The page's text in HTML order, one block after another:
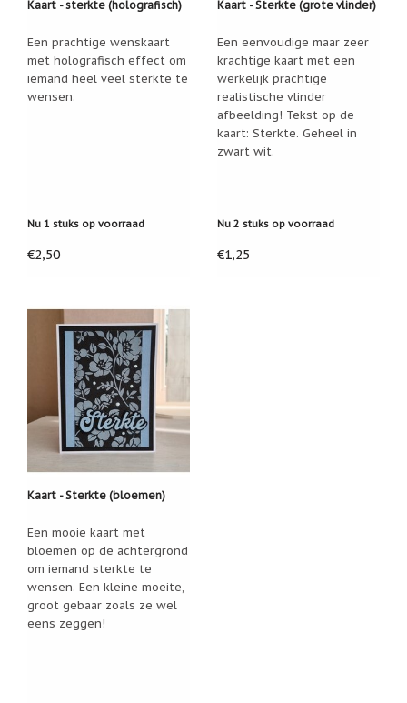
Kaart - sterkte (holografisch)
Een prachtige wenskaart
met holografisch effect om
iemand heel veel sterkte te
wensen.
Nu 1 stuks op voorraad
€2,50
Kaart - Sterkte (grote vlinder)
Een eenvoudige maar zeer
krachtige kaart met een
werkelijk prachtige
realistische vlinder
afbeelding! Tekst op de
kaart: Sterkte. Geheel in
zwart wit.
Nu 2 stuks op voorraad
€1,25
Kaart - Sterkte (bloemen)
Een mooie kaart met
bloemen op de achtergrond
om iemand sterkte te
wensen. Een kleine moeite,
groot gebaar zoals ze wel
eens zeggen!